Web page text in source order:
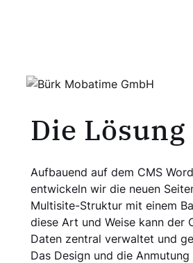
Die Lösung
Aufbauend auf dem CMS
entwickeln wir die neuen
Multisite-Struktur mit einem
diese Art und Weise kann der
Daten zentral verwaltet und
Das Design und die